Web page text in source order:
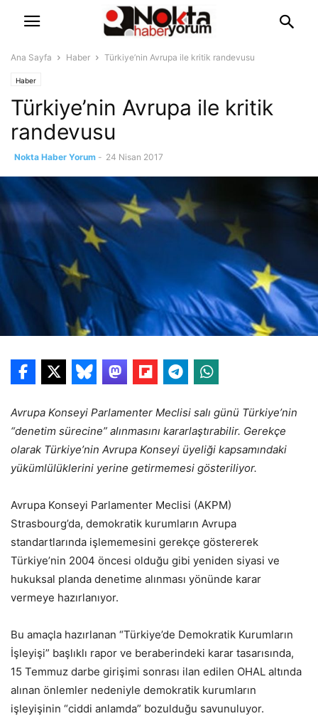
Ana Sayfa Haber Türkiye’nin Avrupa ile kritik randevusu
Haber
Türkiye’nin Avrupa ile kritik
randevusu
Nokta Haber Yorum - 24 Nisan 2017
Avrupa Konseyi Parlamenter Meclisi salı günü Türkiye’nin
“denetim sürecine” alınmasını kararlaştırabilir. Gerekçe
olarak Türkiye’nin Avrupa Konseyi üyeliği kapsamındaki
yükümlülüklerini yerine getirmemesi gösteriliyor.
Avrupa Konseyi Parlamenter Meclisi (AKPM)
Strasbourg’da, demokratik kurumların Avrupa
standartlarında işlememesini gerekçe göstererek
Türkiye’nin 2004 öncesi olduğu gibi yeniden siyasi ve
hukuksal planda denetime alınması yönünde karar
vermeye hazırlanıyor.
Bu amaçla hazırlanan “Türkiye’de Demokratik Kurumların
İşleyişi” başlıklı rapor ve beraberindeki karar tasarısında,
15 Temmuz darbe girişimi sonrası ilan edilen OHAL altında
alınan önlemler nedeniyle demokratik kurumların
işleyişinin “ciddi anlamda” bozulduğu savunuluyor.